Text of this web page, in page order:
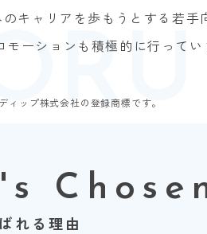
キャリアを歩もうとする 若手
モーションも 積極的に行ってい
ィップ株式会社の登録商標です。
れる理由